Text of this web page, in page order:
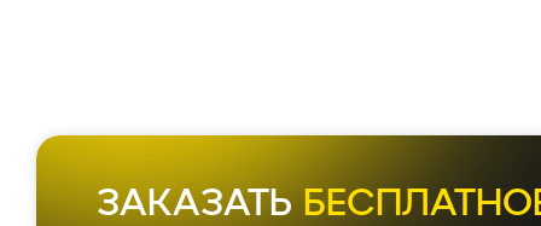
ЗАКАЗАТЬ